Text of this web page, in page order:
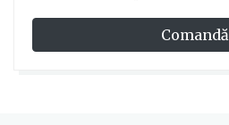
Comandă